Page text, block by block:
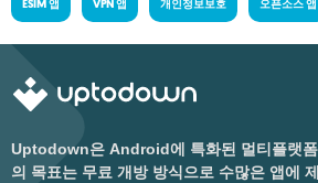
ESIM 앱 VPN 앱 개인정보보호 오픈소스 앱
Uptodown은 Android에 특화된 멀티플랫폼
의 목표는 무료 개방 방식으로 수많은 앱에